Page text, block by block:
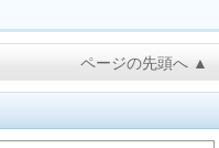
ページの先頭へ ▲